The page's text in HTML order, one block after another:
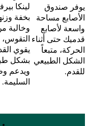
يوفر صندوق
الأصابع مساحة
واسعة لأصابع
قدميك حتى أثناء
الحركة، متبعاً
الشكل الطبيعي
للقدم.
لينكا
بخفة
وخالية
التقوس،
يقوي
بشكل
ويدعم
السليمة.